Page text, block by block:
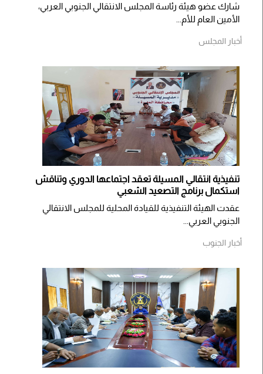
شارك عضو هيئة رئاسة المجلس الانتقالي الجنوبي العربي،
الأمين العام للأم...
أخبار المجلس
تنفيذية انتقالي المسيلة تعقد اجتماعها الدوري وتناقش
استكمال برنامج التصعيد الشعبي
عقدت الهيئة التنفيذية للقيادة المحلية للمجلس الانتقالي
الجنوبي العربي...
أخبار الجنوب